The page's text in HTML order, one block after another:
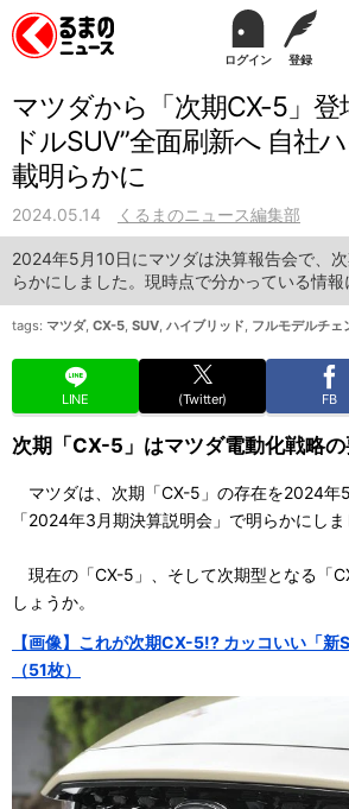
ログイン 登録
マツダから「次期CX-5」登
ドルSUV”全面刷新へ 自社
載明らかに
2024.05.14 くるまのニュース編集部
2024年5月10日にマツダは決算報告会で、
らかにしました。現時点で分かっている情報
tags: マツダ, CX-5, SUV, ハイブリッド, フルモデルチェ
LINE (Twitter) FB
次期「CX-5」はマツダ電動化戦略の
マツダは、次期「CX-5」の存在を2024年
「2024年3月期決算説明会」で明らかにしま
現在の「CX-5」、そして次期型となる「
しょうか。
【画像】これが次期CX-5!? カッコいい「新
（51枚）